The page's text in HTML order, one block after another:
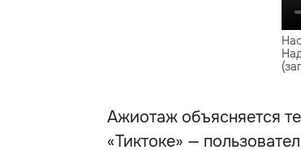
Ажиотаж объясняется
«Тиктоке» —